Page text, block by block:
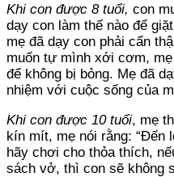
Khi con được 8 tuổi, con
dạy con làm thế nào để
mẹ đã dạy con phải cẩn
muốn tự mình xới cơm,
để không bị bỏng. Mẹ đã
nhiệm với cuộc sống của
Khi con được 10 tuổi, mẹ
kín mít, mẹ nói rằng: “Đến
hãy chơi cho thỏa thích,
sách vở, thì con sẽ không